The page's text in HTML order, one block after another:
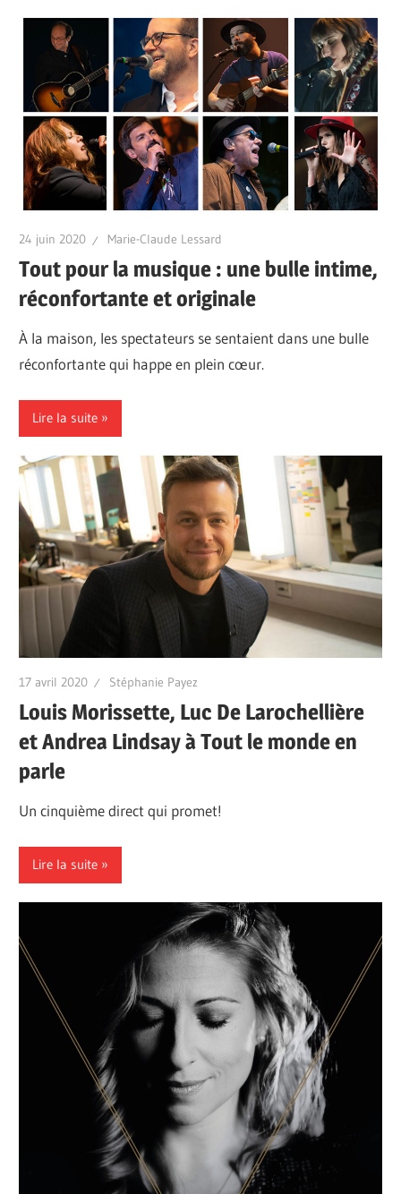
24 juin 2020 Marie-Claude Lessard
Tout pour la musique : une bulle intime,
réconfortante et originale
À la maison, les spectateurs se sentaient dans une bulle
réconfortante qui happe en plein cœur.
Lire la suite
17 avril 2020 Stéphanie Payez
Louis Morissette, Luc De Larochellière
et Andrea Lindsay à Tout le monde en
parle
Un cinquième direct qui promet!
Lire la suite